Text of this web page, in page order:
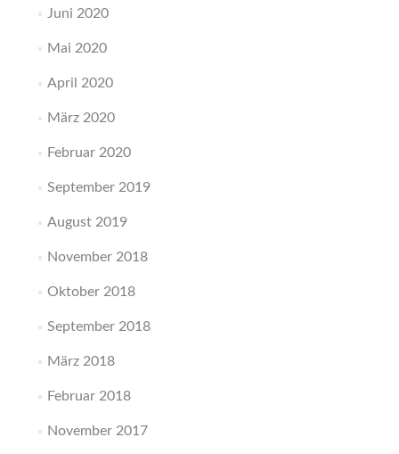
Juni 2020
Mai 2020
April 2020
März 2020
Februar 2020
September 2019
August 2019
November 2018
Oktober 2018
September 2018
März 2018
Februar 2018
November 2017